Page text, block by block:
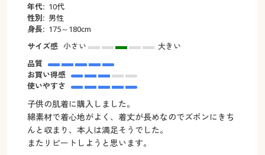
年代: 10代
性別: 男性
身長: 175～180cm
サイズ感 小さい
大きい
品質
お買い得感
使いやすさ
子供の肌着に購入しました。
綿素材で着心地がよく、着丈が長めなのでズボンにきち
んと収まり、本人は満足そうでした。
またリピートしようと思います。